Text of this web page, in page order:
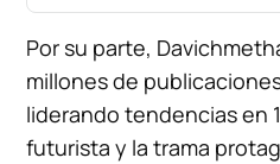
Por su parte,
millones de
liderando tendencias en
futurista y la trama